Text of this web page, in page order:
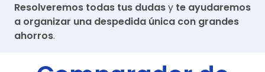
Resolveremos todas tus dudasy te ayudaremos
a organizar una despedida única con grandes
ahorros.